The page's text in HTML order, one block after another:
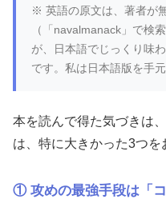
※ 英語の原文は、著者が
（「navalmanack」で検
が、日本語でじっくり味
です。私は日本語版を手
本を読んで得た気づきは
は、特に大きかった3つを
① 攻めの最強手段は「コ